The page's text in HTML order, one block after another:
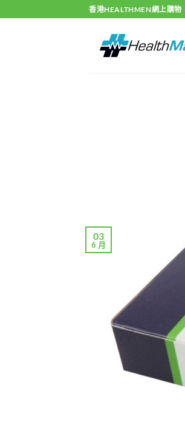
to
香港HEALTHMEN網上購物
03
6 月